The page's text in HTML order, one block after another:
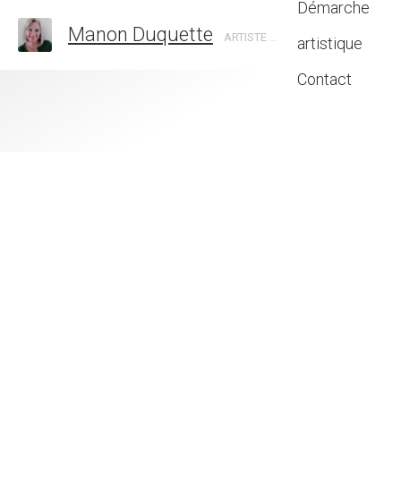
Manon Duquette ARTISTE EN ART ABSTRAIT, CANADA
Démarche
artistique
Contact